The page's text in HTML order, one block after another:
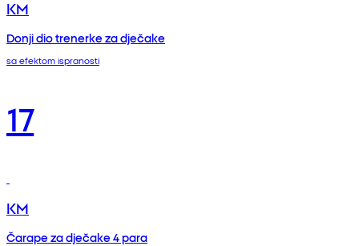
KM
Donji dio trenerke za dječake
sa efektom ispranosti
17
KM
Čarape za dječake 4 para